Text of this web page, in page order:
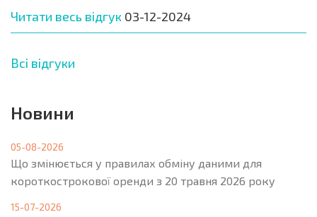
Читати весь відгук 03-12-2024
Всі відгуки
Новини
05-08-2026
Що змінюється у правилах обміну даними для
короткострокової оренди з 20 травня 2026 року
15-07-2026